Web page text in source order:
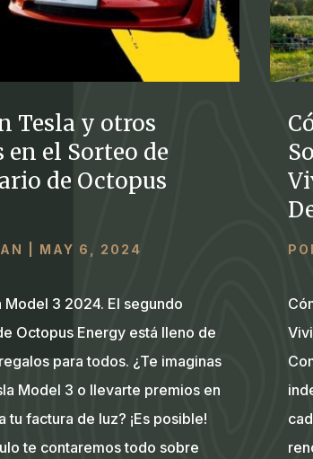
Tesla y otros
en el Sorteo de
de Octopus
MAY 6, 2024
Model 3 2024. El segundo
Octopus Energy está lleno de
para todos. ¿Te imaginas
Model 3 o llevarte premios en
tu factura de luz? ¡Es posible!
te contaremos todo sobre